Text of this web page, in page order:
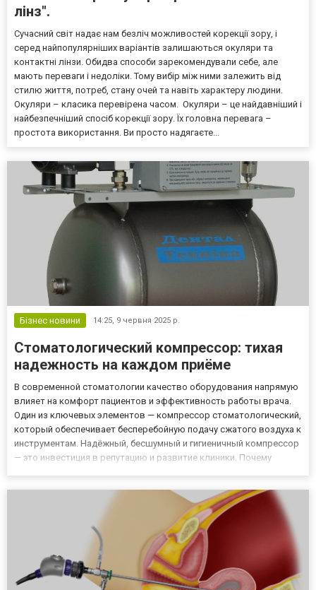
лінз".
Сучасний світ надає нам безліч можливостей корекції зору, і
серед найпопулярніших варіантів залишаються окуляри та
контактні лінзи. Обидва способи зарекомендували себе, але
мають переваги і недоліки. Тому вибір між ними залежить від
стилю життя, потреб, стану очей та навіть характеру людини.
Окуляри – класика перевірена часом. Окуляри – це найдавніший і
найбезпечніший спосіб корекції зору. Їх головна перевага –
простота використання. Ви просто надягаєте...
Бізнес новини 14:25, 9 червня 2025 р.
Стоматологический компрессор: тихая
надежность на каждом приёме
В современной стоматологии качество оборудования напрямую
влияет на комфорт пациентов и эффективность работы врача.
Один из ключевых элементов — компрессор стоматологический,
который обеспечивает бесперебойную подачу сжатого воздуха к
инструментам. Надёжный, бесшумный и гигиеничный компрессор
— это инвестиция в репутацию и развитие клиники. Почему